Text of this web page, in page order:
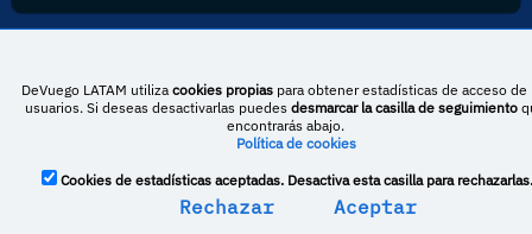
Esta obra está bajo una licencia de Creative Commons Reconocimiento-
NoComercial-CompartirIgual 4.0 Internacional
DeVuego España
DeVuego LATAM
DeVuego Portugal
DeVuego LATAM utiliza cookies propiaspara obtener estadísticas de acceso de
usuarios. Si deseas desactivarlas puedes desmarcar la casilla de seguimiento
encontrarás abajo.
Política de cookies
Cookies de estadísticas aceptadas. Desactiva esta casilla para rechazarlas.
Rechazar Aceptar